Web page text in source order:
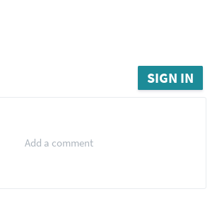
SIGN IN
Add a comment